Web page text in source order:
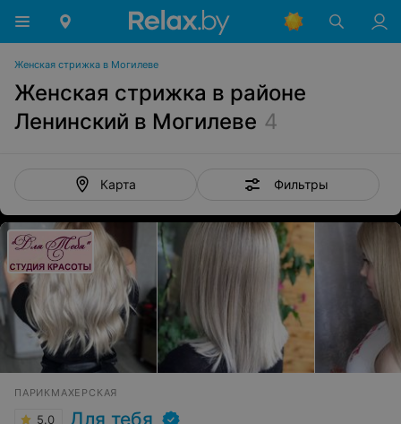
Женская стрижка в Могилеве
Женская стрижка в районе
Ленинский в Могилеве 4
Карта Фильтры
ПАРИКМАХЕРСКАЯ
5.0 Для тебя